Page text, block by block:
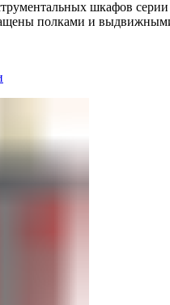
шкафов
полками и